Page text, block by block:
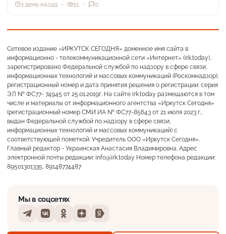
1 день назад 11 0
Сетевое издание «ИРКУТСК СЕГОДНЯ» доменное имя сайта в
информационно - телекоммуникационной сети «Интернет» (irk.today),
зарегистрировано Федеральной службой по надзору в сфере связи,
информационных технологий и массовых коммуникаций (Роскомнадзор),
регистрационный номер и дата принятия решения о регистрации: серия
ЭЛ № ФС77- 74945 от 25.01.2019г. На сайте irk.today размещаются в том
числе и материалы от информационного агентства «Иркутск Сегодня»
(регистрационный номер СМИ ИА № ФС77-85643 от 21 июля 2023 г.,
выдан Федеральной службой по надзору в сфере связи,
информационных технологий и массовых коммуникаций) с
соответствующей пометкой. Учредитель ООО «Иркутск Сегодня».
Главный редактор - Украинская Анастасия Владимировна. Адрес
электронной почты редакции: info@irk.today Номер телефона редакции:
89501301335, 89148774487
Мы в соцсетях
TelegramVKontakteOdnoklassniki
DzenYandex